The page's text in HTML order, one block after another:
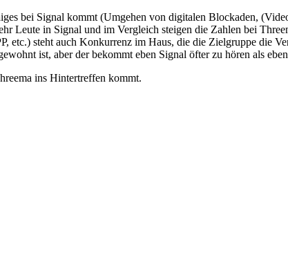
bei Signal kommt (Umgehen von digitalen Blockaden,
Leute in Signal und im Vergleich steigen die Zahlen bei
steht auch Konkurrenz im Haus, die die Zielgruppe die
ist, aber der bekommt eben Signal öfter zu hören als
ins Hintertreffen kommt.